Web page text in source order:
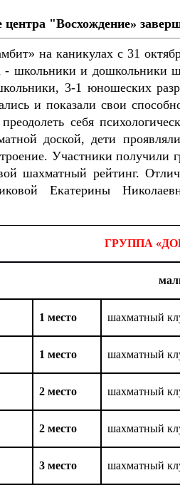
центра "Восхождение»
на каникулах с 31
- школьники и дошкольники
3-1 юношеских
и показали свои
себя
доской, дети
Участники получили
шахматный рейтинг.
Екатерины
ГРУППА
1 место шахматный
1 место шахматный
2 место шахматный
2 место шахматный
3 место шахматный